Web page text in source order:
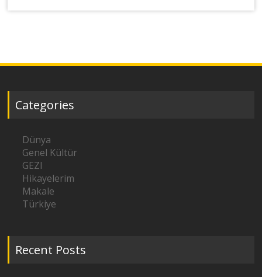
Categories
Dünya
Genel Kültür
GEZI
Hikayelerim
Makale
Türkiye
Recent Posts